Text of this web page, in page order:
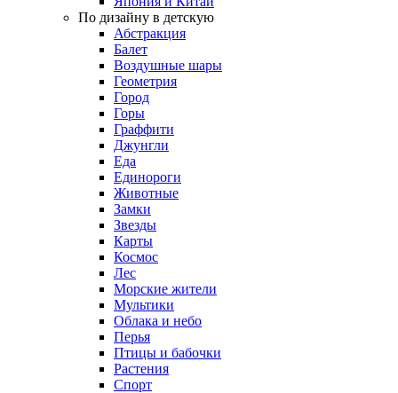
По дизайну в детскую
Абстракция
Балет
Воздушные шары
Геометрия
Город
Горы
Граффити
Джунгли
Еда
Единороги
Животные
Замки
Звезды
Карты
Космос
Лес
Морские жители
Мультики
Облака и небо
Перья
Птицы и бабочки
Растения
Спорт